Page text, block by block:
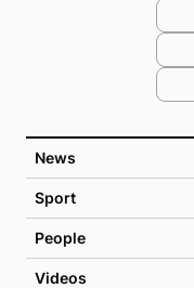
News
Sport
People
Videos